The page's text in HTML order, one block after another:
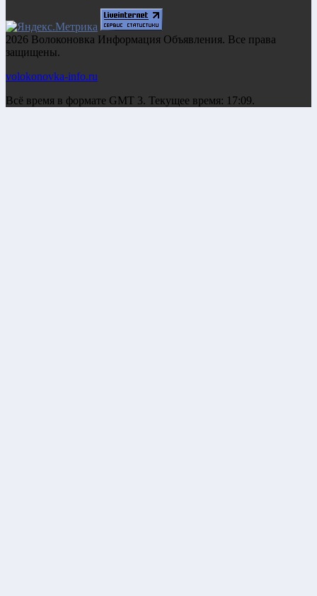
2026 Волоконовка Информация Объявления. Все права
защищены.
volokonovka-info.ru
Всё время в формате GMT 3. Текущее время: 17:09.